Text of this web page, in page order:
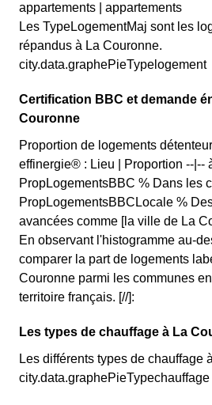
appartements | appartements
Les TypeLogementMaj sont les
répandus à La Couronne.
city.data.graphePieTypelogement
Certification BBC et demande
Couronne
Proportion de logements
effinergie® : Lieu | Proportion --|--
PropLogementsBBC % Dans les
PropLogementsBBCLocale %
avancées comme [la ville de La
En observant l'histogramme au-
comparer la part de logements
Couronne parmi les communes
territoire français. [//]:
Les types de chauffage à La
Les différents types de chauffage
city.data.graphePieTypechauffage